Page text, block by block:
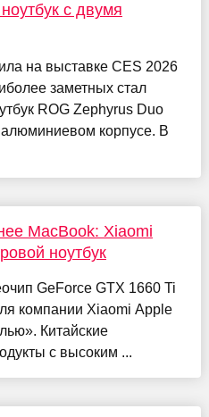
с двумя
на выставке CES 2026
заметных стал
ROG Zephyrus Duo
корпусе. В
MacBook: Xiaomi
ноутбук
GeForce GTX 1660 Ti
компании Xiaomi Apple
Китайские
с высоким ...